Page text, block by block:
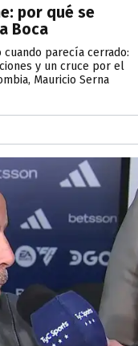
por qué se
Boca
parecía cerrado:
y un cruce por el
Mauricio Serna